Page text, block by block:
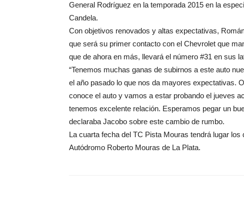
General Rodríguez en la temporada 2015 en la
Candela.
Con objetivos renovados y altas expectativas,
que será su primer contacto con el Chevrolet que
que de ahora en más, llevará el número #31 en sus
“Tenemos muchas ganas de subirnos a este auto
el año pasado lo que nos da mayores expectativas.
conoce el auto y vamos a estar probando el jueves
tenemos excelente relación. Esperamos pegar un
declaraba Jacobo sobre este cambio de rumbo.
La cuarta fecha del TC Pista Mouras tendrá lugar
Autódromo Roberto Mouras de La Plata.